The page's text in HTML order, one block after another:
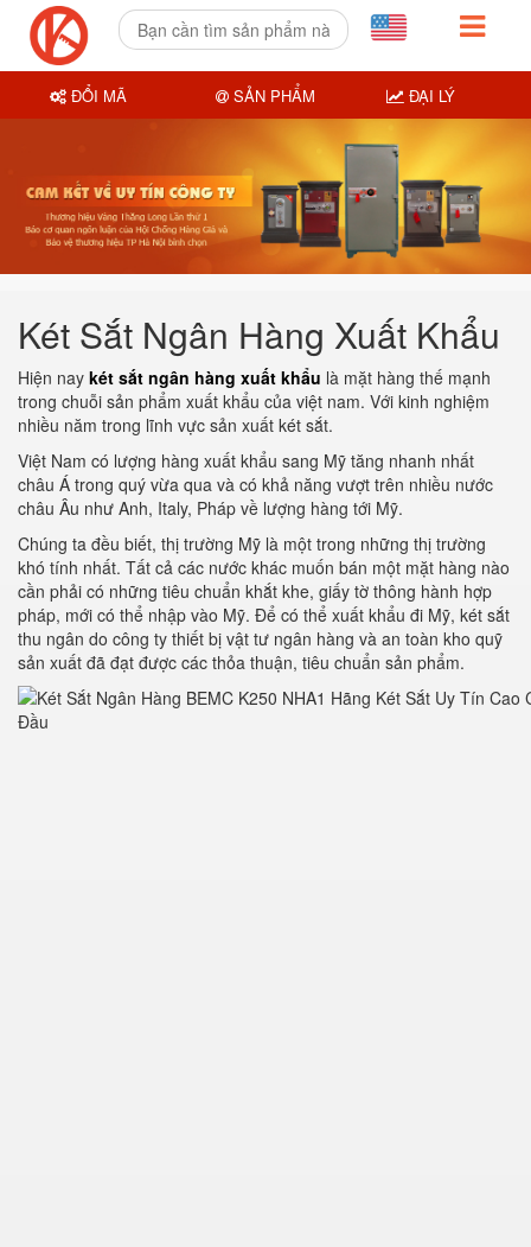
Két Sắt Ngân Hàng Xuất Khẩu
Hiện nay két sắt ngân hàng xuất khẩu là mặt hàng thế mạnh
trong chuỗi sản phẩm xuất khẩu của việt nam. Với kinh nghiệm
nhiều năm trong lĩnh vực sản xuất két sắt.
Việt Nam có lượng hàng xuất khẩu sang Mỹ tăng nhanh nhất
châu Á trong quý vừa qua và có khả năng vượt trên nhiều nước
châu Âu như Anh, Italy, Pháp về lượng hàng tới Mỹ.
Chúng ta đều biết, thị trường Mỹ là một trong những thị trường
khó tính nhất. Tất cả các nước khác muốn bán một mặt hàng nào
cần phải có những tiêu chuẩn khắt khe, giấy tờ thông hành hợp
pháp, mới có thể nhập vào Mỹ. Để có thể xuất khẩu đi Mỹ, két sắt
thu ngân do công ty thiết bị vật tư ngân hàng và an toàn kho quỹ
sản xuất đã đạt được các thỏa thuận, tiêu chuẩn sản phẩm.
ĐỔI MÃ SẢN PHẨM ĐẠI LÝ